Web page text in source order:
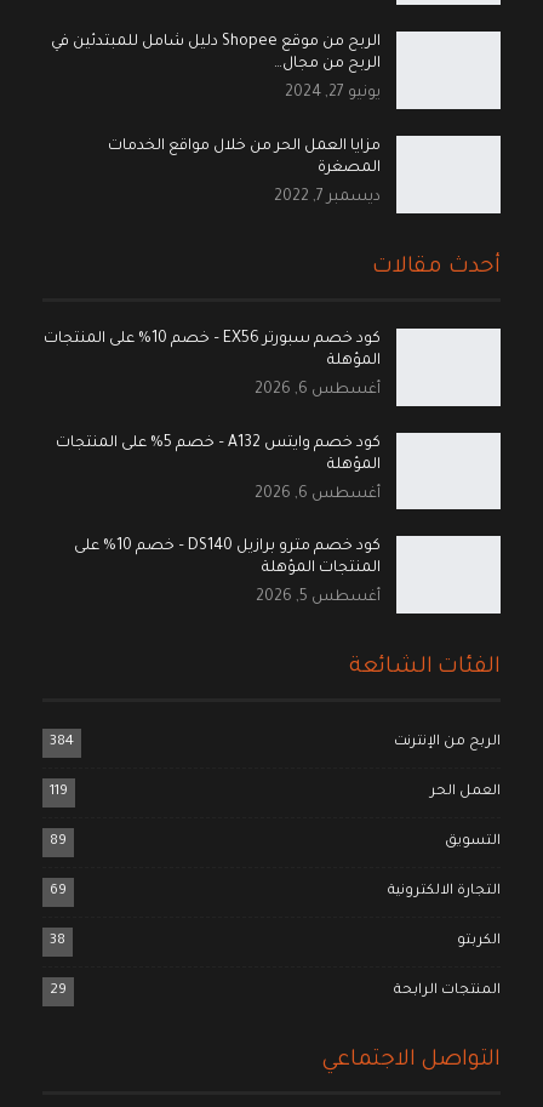
الربح من موقع Shopee دليل شامل للمبتدئين في
الربح من مجال…
يونيو 27, 2024
مزايا العمل الحر من خلال مواقع الخدمات
المصغرة
ديسمبر 7, 2022
أحدث مقالات
كود خصم سبورتر EX56 – خصم 10% على المنتجات
المؤهلة
أغسطس 6, 2026
كود خصم وايتس A132 – خصم 5% على المنتجات
المؤهلة
أغسطس 6, 2026
كود خصم مترو برازيل DS140 – خصم 10% على
المنتجات المؤهلة
أغسطس 5, 2026
الفئات الشائعة
الربح من الإنترنت 384
العمل الحر 119
التسويق 89
التجارة الالكترونية 69
الكربتو 38
المنتجات الرابحة 29
التواصل الاجتماعي